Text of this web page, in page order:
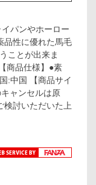
パンやホーロー
品性に優れた馬毛
ことが出来ま
商品仕様】●素
:中国 【商品サイ
ャンセルは原
検討いただいた上